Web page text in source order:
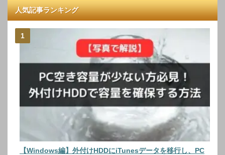
人気記事ランキング
【Windows編】外付けHDDにiTunesデータを移行し、PC